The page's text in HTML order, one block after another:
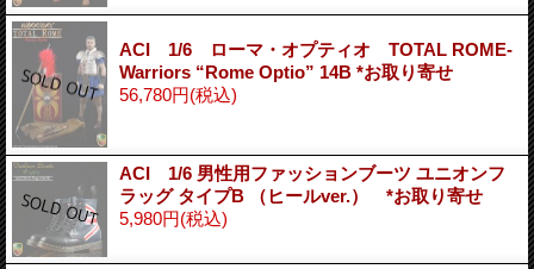
ACI 1/6 ローマ・オプティオ TOTAL ROME-
Warriors “Rome Optio” 14B *お取り寄せ
56,780円(税込)
ACI 1/6 男性用ファッションブーツ ユニオンフ
ラッグ タイプB （ヒールver.） *お取り寄せ
5,980円(税込)